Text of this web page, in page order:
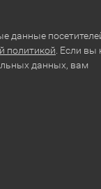
данные
политикой . Если вы
данных, вам